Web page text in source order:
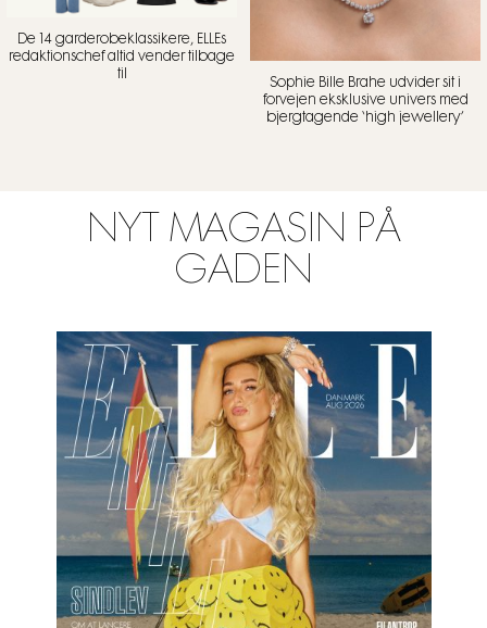
De 14 garderobeklassikere, ELLEs
redaktionschef altid vender tilbage
til
Sophie Bille Brahe udvider sit i
forvejen eksklusive univers med
bjergtagende ‘high jewellery’
NYT MAGASIN PÅ
GADEN